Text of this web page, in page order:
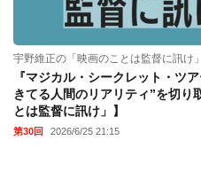
宇野維正の「映画のことは監督に訊け」
『マジカル・シークレット・ツ
きてる人間のリアリティ”を切り
とは監督に訊け」】
第30回 2026/6/25 21:15